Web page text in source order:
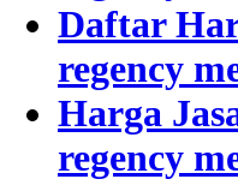
Daftar
regency
Harga
regency